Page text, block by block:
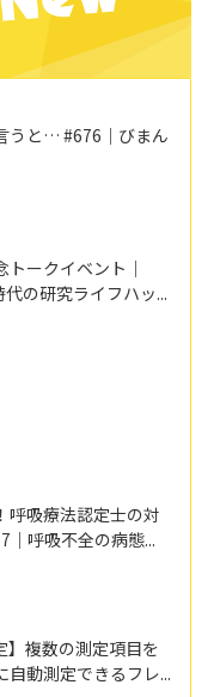
うと… #676｜びまん
トークイベント｜
代の研究ライフハッ...
呼吸療法認定士の対
｜呼吸不全の病態...
】複数の測定項目を
自動測定できるフレ...